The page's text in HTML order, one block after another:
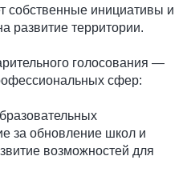
собственные инициативы и
развитие территории.
голосования —
сфер:
за обновление школ и
возможностей для